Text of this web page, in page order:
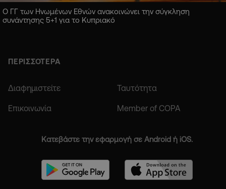
Ο ΓΓ των Ηνωμένων Εθνών ανακοινώνει την σύγκληση
συνάντησης 5+1 για το Κυπριακό
ΠΕΡΙΣΣΟΤΕΡΑ
Διαφημιστείτε Ταυτότητα
Επικοινωνία Member of COPA
Κατεβάστε την εφαρμογή σε Android ή iOS.